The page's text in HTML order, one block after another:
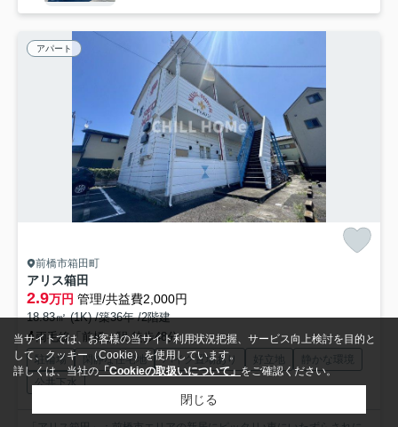
アパート
前橋市箱田町
アリス箱田
2.9万円 管理/共益費2,000円
18.83㎡ (1K) /築36年 /2階建
両毛線「前橋」駅 徒歩48分
駐輪場 閑静な住宅地 バイク置場あり 好立地
静かな環境
公共下水
当サイトでは、お客様の当サイト利用状況把握、サービス向上検討を目的と
して、クッキー（Cookie）を使用しています。
詳しくは、当社の「Cookieの取扱いについて」をご確認ください。
閉じる